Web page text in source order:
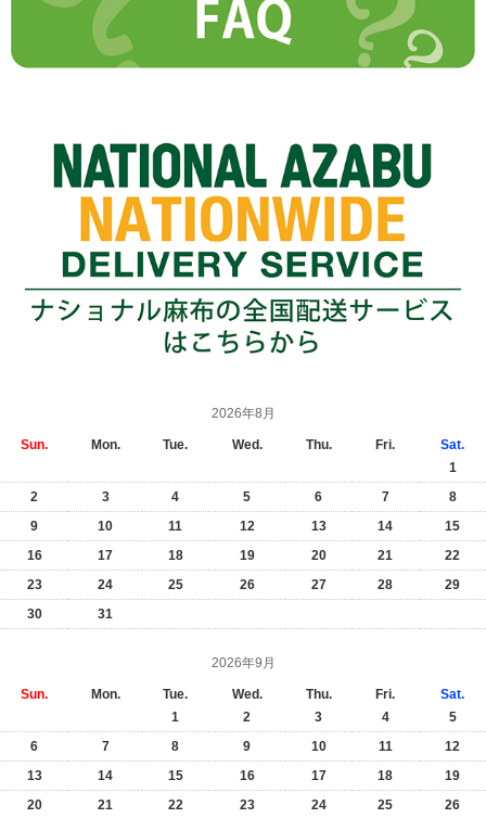
2026年8月
Sun. Mon. Tue. Wed. Thu. Fri.
Sat.
1
2
3 4 5 6 7
8
9
10 11 12 13 14
15
16
17 18 19 20 21
22
23
24 25 26 27 28
29
30
31
2026年9月
Sun. Mon. Tue. Wed. Thu. Fri.
Sat.
1
2 3 4
5
6
7 8 9 10 11
12
13
14 15 16 17 18
19
20
21 22 23 24 25 26